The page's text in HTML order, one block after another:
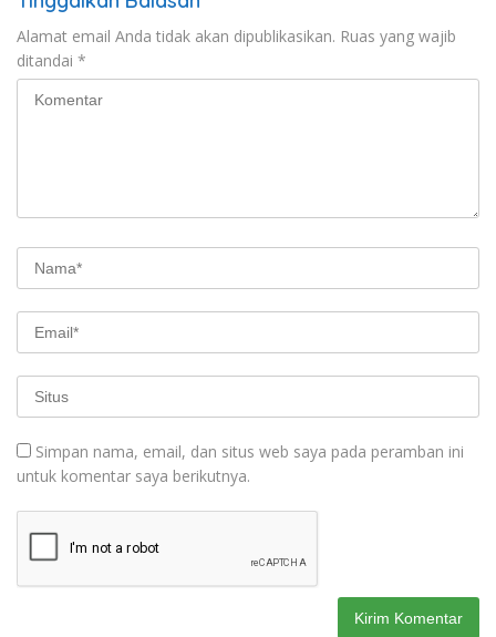
Alamat email Anda tidak akan dipublikasikan. Ruas yang wajib
ditandai *
Simpan nama, email, dan situs web saya pada peramban ini
untuk komentar saya berikutnya.